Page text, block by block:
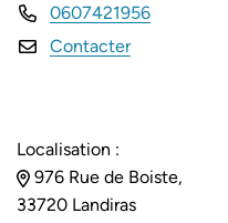
0607421956
Contacter
Localisation :
976 Rue de Boiste,
33720 Landiras